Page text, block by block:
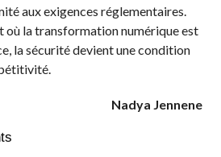
aux exigences réglementaires.
où la transformation numérique est
la sécurité devient une condition
Nadya Jennene